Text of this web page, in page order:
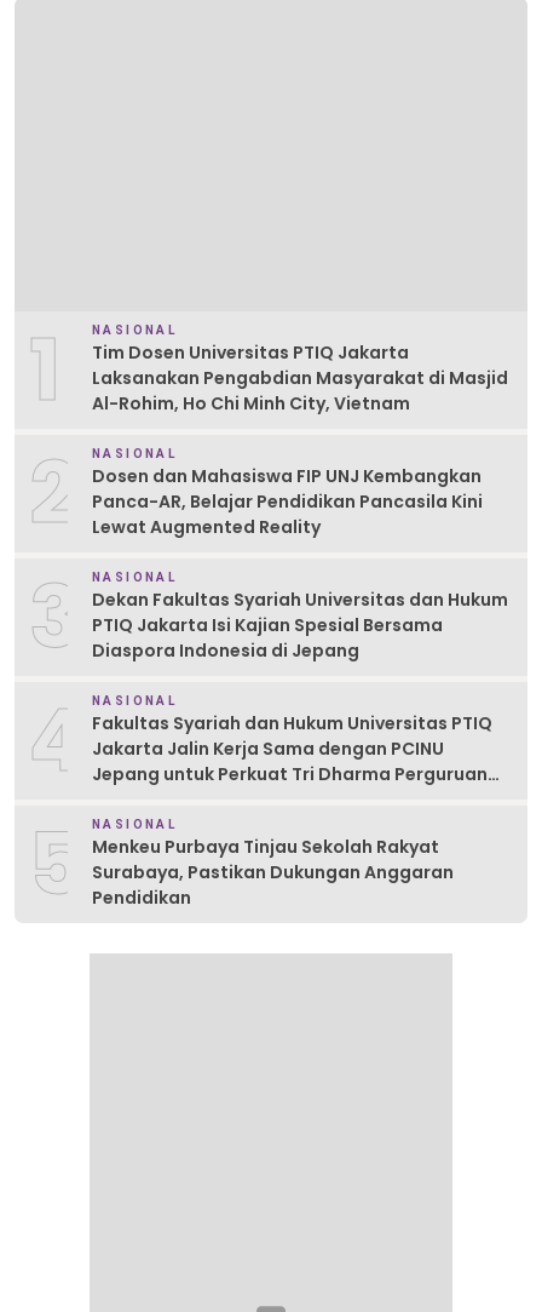
1 NASIONAL
Tim Dosen Universitas PTIQ Jakarta
Laksanakan Pengabdian Masyarakat di Masjid
Al-Rohim, Ho Chi Minh City, Vietnam
2 NASIONAL
Dosen dan Mahasiswa FIP UNJ Kembangkan
Panca-AR, Belajar Pendidikan Pancasila Kini
Lewat Augmented Reality
3 NASIONAL
Dekan Fakultas Syariah Universitas dan Hukum
PTIQ Jakarta Isi Kajian Spesial Bersama
Diaspora Indonesia di Jepang
4 NASIONAL
Fakultas Syariah dan Hukum Universitas PTIQ
Jakarta Jalin Kerja Sama dengan PCINU
Jepang untuk Perkuat Tri Dharma Perguruan
5 NASIONAL
Menkeu Purbaya Tinjau Sekolah Rakyat
Surabaya, Pastikan Dukungan Anggaran
Pendidikan